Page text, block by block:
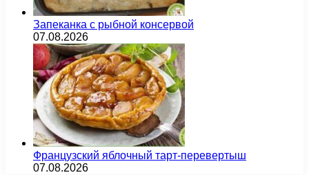
Запеканка с рыбной консервой
07.08.2026
Французский яблочный тарт-перевертыш
07.08.2026